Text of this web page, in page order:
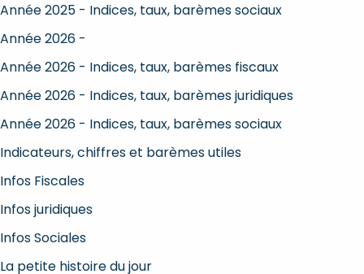
Année 2025 - Indices, taux, barèmes sociaux
Année 2026 -
Année 2026 - Indices, taux, barèmes fiscaux
Année 2026 - Indices, taux, barèmes juridiques
Année 2026 - Indices, taux, barèmes sociaux
Indicateurs, chiffres et barèmes utiles
Infos Fiscales
Infos juridiques
Infos Sociales
La petite histoire du jour